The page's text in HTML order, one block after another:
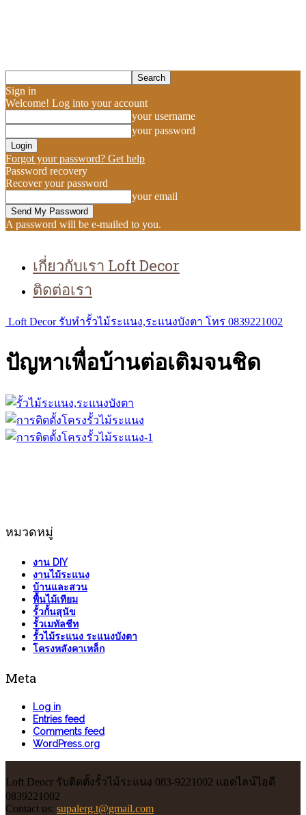
Sign in
Welcome! Log into your account
your username
your password
Forgot your password? Get help
Password recovery
Recover your password
your email
A password will be e-mailed to you.
เกี่ยวกับเรา Loft Decor
ติดต่อเรา
Loft Decor รับทำรั้วไม้ระแนง,ระแนงบังตา โทร 0839221002
ปัญหาเพื่อบ้านต่อเติมจนชิด
หมวดหมู่
งาน DIY
งานไม้ระแนง
บ้านและสวน
พื้นไม้เทียม
รั้วกั้นสุนัข
รั้วเมทัลชีท
รั้วไม้ระแนง ระแนงบังตา
โครงหลังคาเหล็ก
Meta
Log in
Entries feed
Comments feed
WordPress.org
Loft Deocr รับติดตั้งรั้วไม้ระแนง 083-9221002 แอดไลน์ไอดี
0839221002
Contact us: supalerg.t@gmail.com